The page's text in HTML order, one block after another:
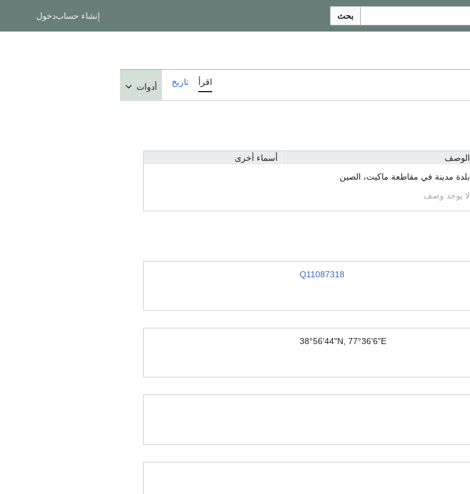
بحث إنشاء حسابدخول
اقرأ تاريخ أدوات
الوصف
أسماء أخرى
بلدة مدينة في مقاطعة ماكيت، الصين
لا يوجد وصف
Q11087318
38°56'44"N, 77°36'6"E